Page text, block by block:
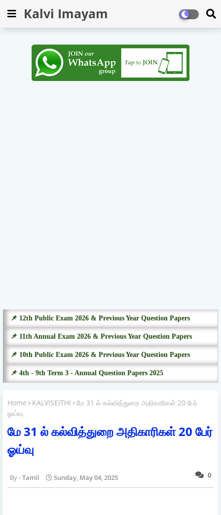
Kalvi Imayam
📌 12th Public Exam 2026 & Previous Year Question Papers
📌 11th Annual Exam 2026 & Previous Year Question Papers
📌 10th Public Exam 2026 & Previous Year Question Papers
📌 4th - 9th Term 3 - Annual Question Papers 2025
Home KALVISEITHI
மே 31 ல் கல்வித்துறை அதிகாரிகள் 20 பேர்
ஓய்வு
மே 31 ல் கல்வித்துறை அதிகாரிகள் 20 பேர்
ஓய்வு
0
Tamil Sunday, May 04, 2025